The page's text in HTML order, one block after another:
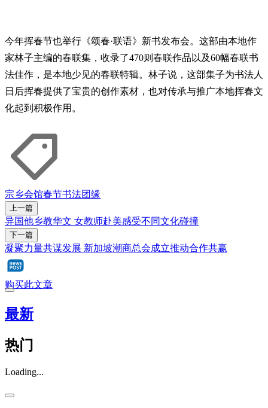
今年挥春节也举行《颂春·联语》新书发布会。这部由本地作
家林子主编的春联集，收录了470则春联作品以及60幅春联书
法佳作，是本地少见的春联特辑。林子说，这部集子为书法人
日后挥春提供了宝贵的创作素材，也对传承与推广本地挥春文
化起到积极作用。
宗乡会馆春节书法团缘
上一篇
异国他乡教华文 女教师赴美感受不同文化碰撞
下一篇
凝聚力量共谋发展 新加坡潮商总会成立推动合作共赢
购买此文章
最新
热门
Loading...